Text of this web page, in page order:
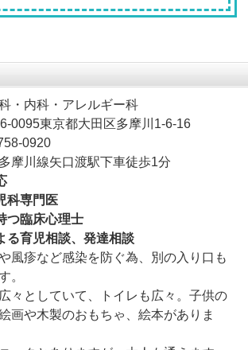
・内科・アレルギー科
東京都大田区多摩川1-6-16
0920
川線矢口渡駅下車徒歩1分
科専門医
つ臨床心理士
る育児相談、発達相談
風疹など感染を防ぐ為、別の入り口も
。
々としていて、トイレも広々。子供の
画や木製のおもちゃ、絵本がありま